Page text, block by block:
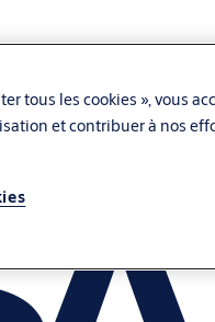
tous les cookies », vous
et contribuer à nos